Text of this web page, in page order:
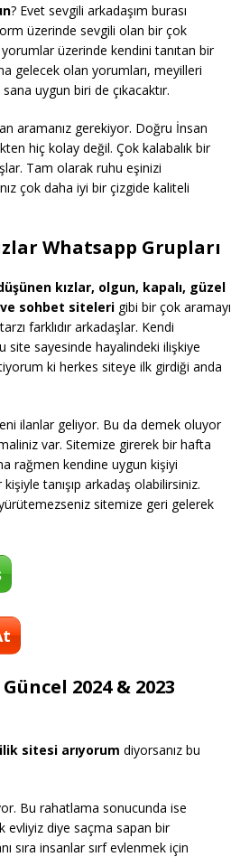
? Evet sevgili arkadaşım burası
üzerinde sevgili olan bir çok
üzerinde kendini tanıtan bir
gelecek olan yorumları, meyilleri
uygun biri de çıkacaktır.
aramanız gerekiyor. Doğru İnsan
hiç kolay değil. Çok kalabalık bir
Tam olarak ruhu eşinizi
çok daha iyi bir çizgide kaliteli
Whatsapp Grupları
kızlar, olgun, kapalı, güzel
ve sohbet siteleri gibi bir çok aramayı
farklıdır arkadaşlar. Kendi
site sayesinde hayalindeki ilişkiye
ki herkes siteye ilk girdiği anda
ilanlar geliyor. Bu da demek oluyor
var. Sitemize girerek bir hafta
rağmen kendine uygun kişiyi
tanışıp arkadaş olabilirsiniz.
sitemize geri gelerek
2024 & 2023
sitesi arıyorum diyorsanız bu
Bu rahatlama sonucunda ise
evliyiz diye saçma sapan bir
sıra insanlar sırf evlenmek için